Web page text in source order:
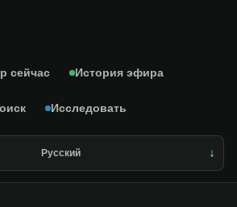
сейчас История эфира
Исследовать
Русский